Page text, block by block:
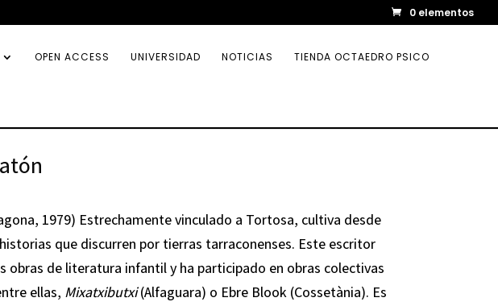
0 elementos
OPEN ACCESS UNIVERSIDAD NOTICIAS TIENDA OCTAEDRO PSICO
1979) Estrechamente vinculado a Tortosa, cultiva desde
que discurren por tierras tarraconenses. Este escritor
obras de literatura infantil y ha participado en obras colectivas
ellas, Mixatxibutxi(Alfaguara) o Ebre Blook (Cossetània). Es